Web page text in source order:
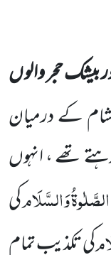
بیشک حجر والو ں
شام کے درمیان
تھے ، انہوں
وَالسَّلَامکی
کی تکذیب تمام